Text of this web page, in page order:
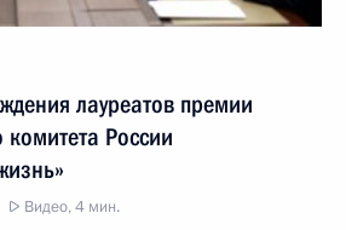
лауреатов премии
России
Видео, 4 мин.